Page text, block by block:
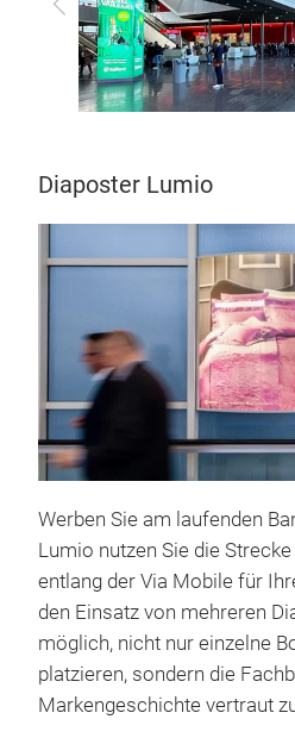
Diaposter Lumio
Werben Sie am laufenden
Lumio nutzen Sie die
entlang der Via Mobile für
den Einsatz von mehreren
möglich, nicht nur einzelne
platzieren, sondern die
Markengeschichte vertraut